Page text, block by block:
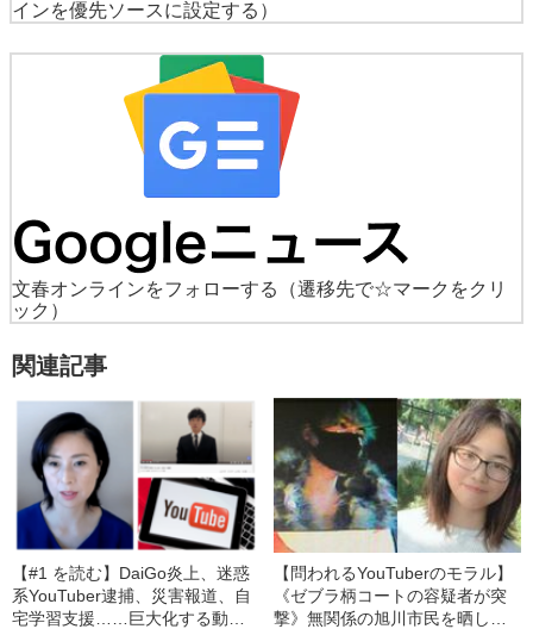
インを優先ソースに設定する）
文春オンラインをフォローする
（遷移先で☆マークをクリ
ック）
関連記事
【#1 を読む】DaiGo炎上、迷惑
系YouTuber逮捕、災害報道、自
宅学習支援……巨大化する動画
【問われるYouTuberのモラル】
《ゼブラ柄コートの容疑者が突
撃》無関係の旭川市民を晒しま